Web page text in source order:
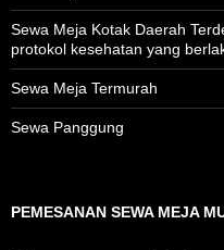
Sewa Meja Kotak Daerah
protokol kesehatan yang
Sewa Meja Termurah
Sewa Panggung
PEMESANAN SEWA MEJA